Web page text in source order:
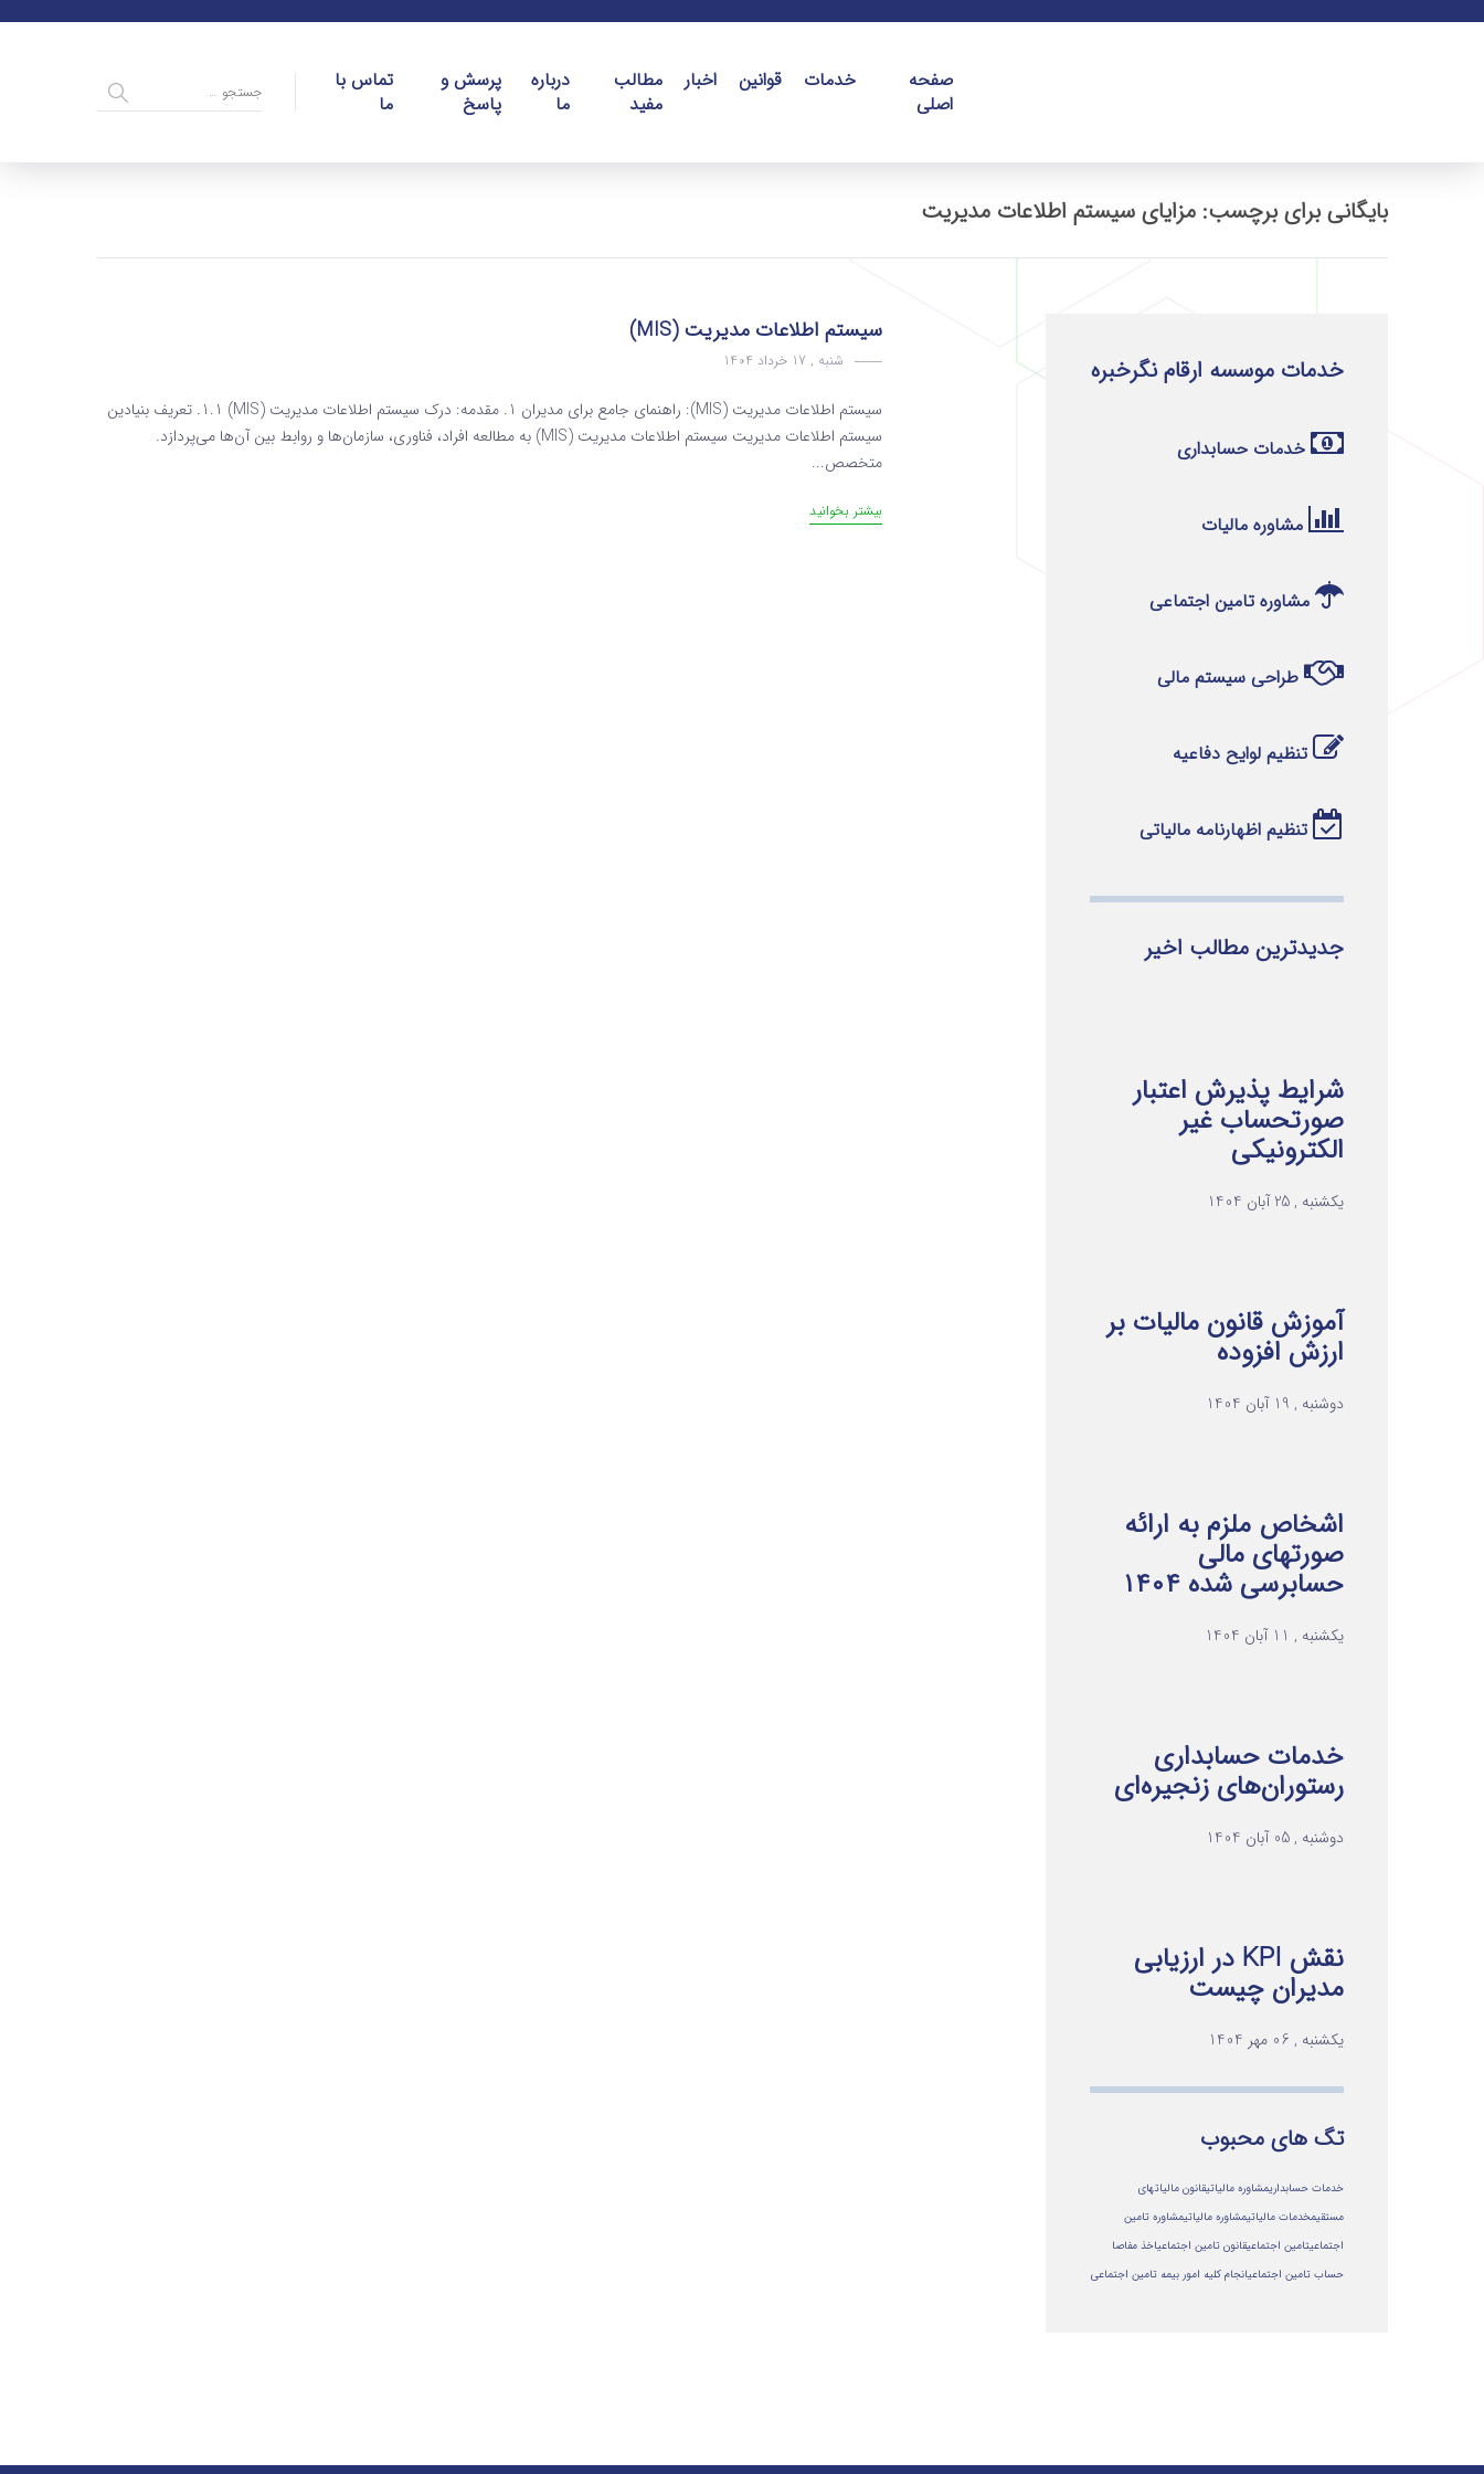
صفحه
اصلی
خدمات قوانین اخبار
مطالب
مفید
درباره
ما
پرسش و
پاسخ
تماس با
ما
بایگانی برای برچسب: مزایای سیستم اطلاعات مدیریت
سیستم اطلاعات مدیریت (MIS)
شنبه , 17 خرداد 1404
سیستم اطلاعات مدیریت (MIS): راهنمای جامع برای مدیران 1. مقدمه: درک سیستم اطلاعات مدیریت (MIS) 1.1. تعریف بنیادین
سیستم اطلاعات مدیریت سیستم اطلاعات مدیریت (MIS) به مطالعه افراد، فناوری، سازمان‌ها و روابط بین آن‌ها می‌پردازد.
متخصص...
بیشتر بخوانید
خدمات موسسه ارقام نگرخبره
خدمات حسابداری
مشاوره مالیات
مشاوره تامین اجتماعی
طراحی سیستم مالی
تنظیم لوایح دفاعیه
تنظیم اظهارنامه مالیاتی
جدیدترین مطالب اخیر
شرایط پذیرش اعتبار
صورتحساب غیر
الکترونیکی
یکشنبه , 25 آبان 1404
آموزش قانون مالیات بر
ارزش افزوده
دوشنبه , 19 آبان 1404
اشخاص ملزم به ارائه
صورتهای مالی
حسابرسی شده ۱۴۰۴
یکشنبه , 11 آبان 1404
خدمات حسابداری
رستوران‌های زنجیره‌ای
دوشنبه , 05 آبان 1404
نقش KPI در ارزیابی
مدیران چیست
یکشنبه , 06 مهر 1404
تگ های محبوب
خدمات حسابداریمشاوره مالیاتیقانون مالیاتهای
مستقیمخدمات مالیاتیمشاوره مالياتيمشاوره تامین
اجتماعیتامین اجتماعیقانون تامین اجتماعیاخذ مفاصا
حساب تامین اجتماعیانجام کلیه امور بیمه تامین اجتماعی